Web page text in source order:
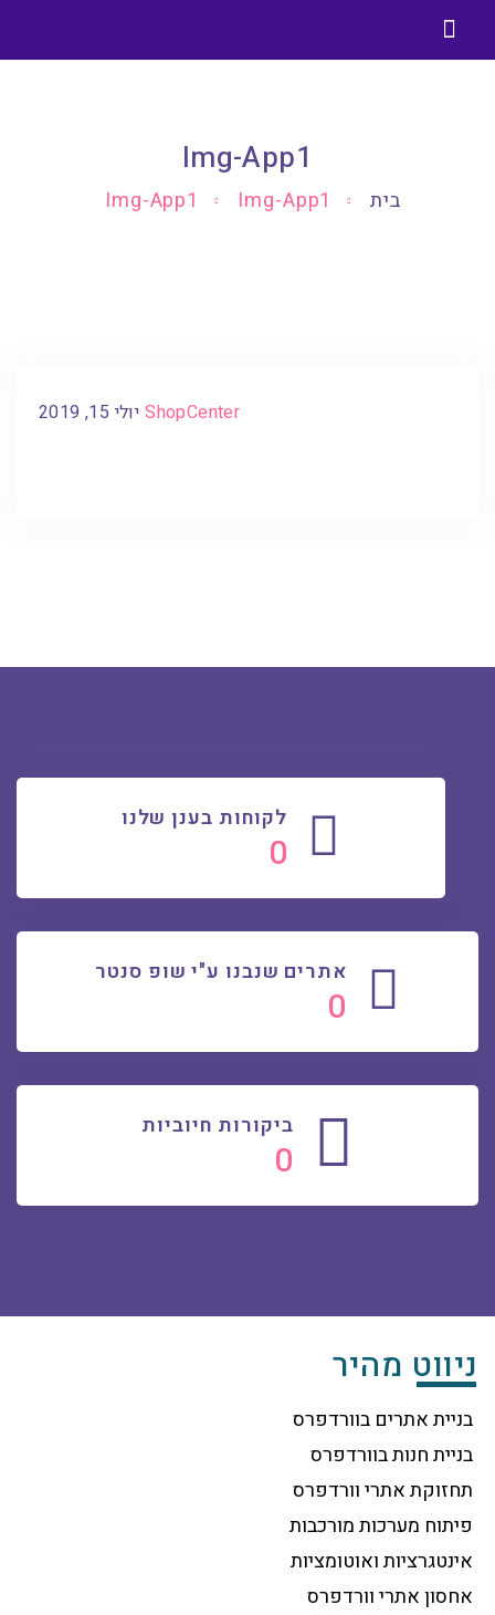
Img-App1
בית Img-App1
Img-App1
ShopCenter יולי 15, 2019
לקוחות בענן שלנו
0
אתרים שנבנו ע"י שופ סנטר
0
ביקורות חיוביות
0
ניווט מהיר
בניית אתרים בוורדפרס
בניית חנות בוורדפרס
תחזוקת אתרי וורדפרס
פיתוח מערכות מורכבות
אינטגרציות ואוטומציות
אחסון אתרי וורדפרס